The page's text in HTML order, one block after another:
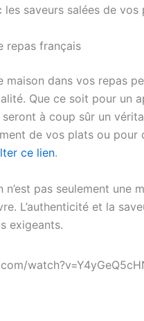
saveurs salées de vos
repas français
maison dans vos repas
Que ce soit pour un
à coup sûr un
de vos plats ou
ce lien.
n’est pas seulement une
L’authenticité et la
exigeants.